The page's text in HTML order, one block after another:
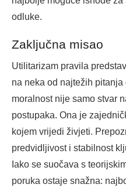
odluke.
Zaključna misao
Utilitarizam pravila
na neka od najtežih pitanja
moralnost nije samo stvar
postupaka. Ona je
kojem vrijedi živjeti.
predvidljivost i stabilnost
Iako se suočava s
poruka ostaje snažna: